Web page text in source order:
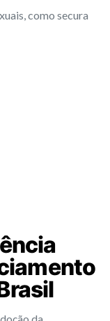
como secura